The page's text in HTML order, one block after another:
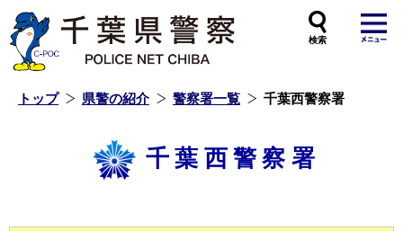
トップ 県警の紹介 警察署一覧 千葉西警察署
千葉西警察署